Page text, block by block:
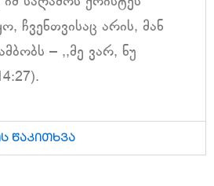
ჩვენთვისაც არის, მან
– ,,მე ვარ, ნუ
წაკითხვა